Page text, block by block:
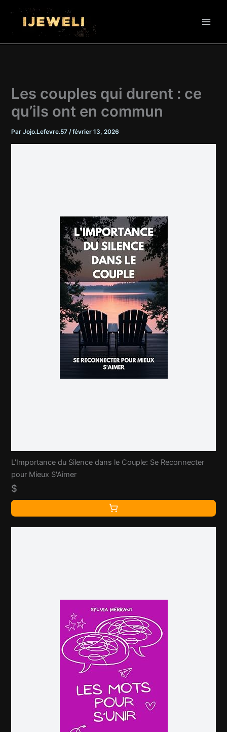
contenu
Les couples qui durent : ce
qu’ils ont en commun
ParJojo.Lefevre.57/février 13, 2026
L'Importance du Silence dans le Couple: Se Reconnecter
pour Mieux S'Aimer
$